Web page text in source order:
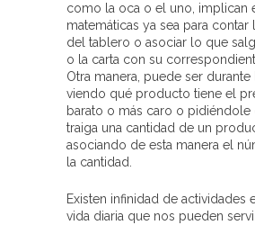
como la oca o el uno, implican
matemáticas ya sea para contar
del tablero o asociar lo que
o la carta con su
Otra manera, puede ser durante
viendo qué producto tiene el
barato o más caro o pidiéndole
traiga una cantidad de un
asociando de esta manera el
la cantidad.
Existen infinidad de actividades
vida diaria que nos pueden